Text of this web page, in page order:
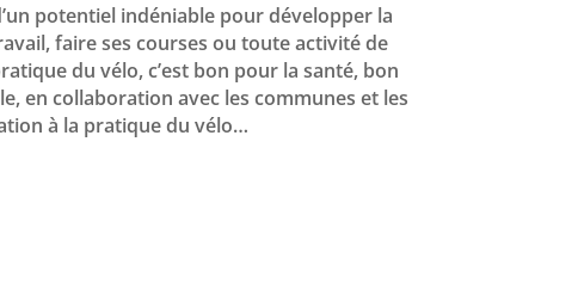
potentiel indéniable pour développer la
faire ses courses ou toute activité de
du vélo, c’est bon pour la santé, bon
en collaboration avec les communes et les
à la pratique du vélo…